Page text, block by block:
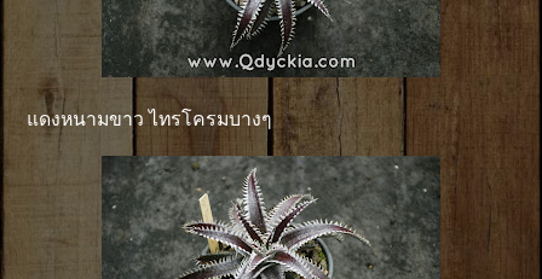
แดงหนามขาว ไทรโครมบางๆ